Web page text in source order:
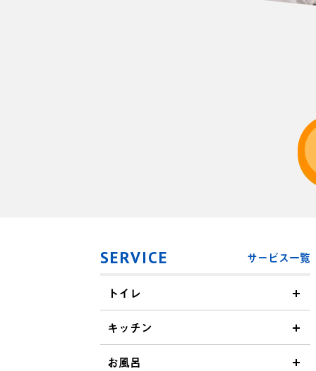
SERVICE サービス一覧
トイレ
キッチン
お風呂